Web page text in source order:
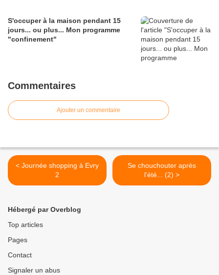
S'occuper à la maison pendant 15
jours... ou plus... Mon programme
"confinement"
Commentaires
Ajouter un commentaire
< Journée shopping à Evry
2
Se chouchouter après
l'été... (2) >
Hébergé par Overblog
Top articles
Pages
Contact
Signaler un abus